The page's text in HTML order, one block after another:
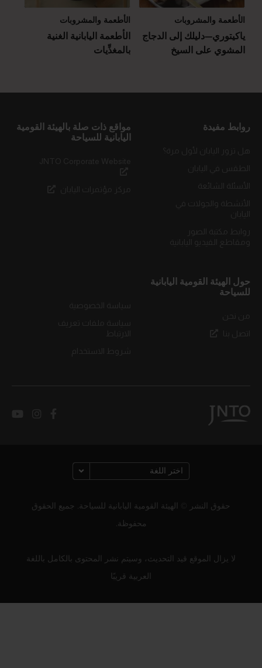
الأطعمة والمشروبات
ياكيتوري—دليلك إلى الدجاج
المشوي على السيخ
الأطعمة والمشروبات
الأطعمة اليابانية الغنية
بالمغذِّيات
روابط مفيدة
مواقع ذات صلة بالهيئة القومية
اليابانية للسياحة
حول الهيئة القومية اليابانية
للسياحة
حقوق النشر © الهيئة القومية اليابانية للسياحة. جميع الحقوق
محفوظة.
لا يزال الموقع قيد التحديث، وسيتم نشر المحتوى بالكامل باللغة
العربية قريبًا